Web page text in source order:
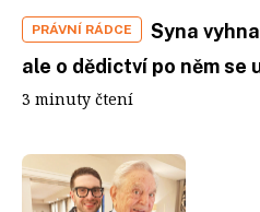
PRÁVNÍ RÁDCE
Syna
ale o dědictví po něm se
3 minuty čtení